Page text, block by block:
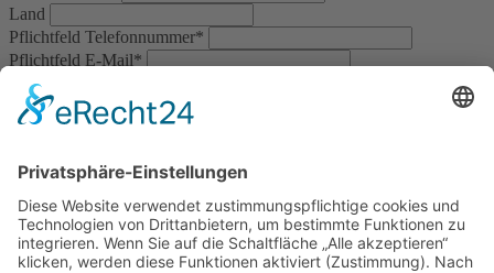
Land
Pflichtfeld Telefonnummer*
Pflichtfeld E-Mail*
Pflichtfeld
Sicherheitsfrage
die Summe aus 5 und 5?
Für Kurzentschlossene